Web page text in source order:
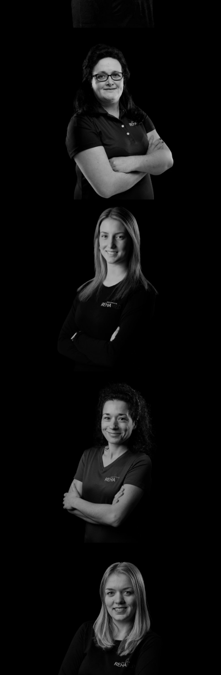
Katharina
Leony
Manuela